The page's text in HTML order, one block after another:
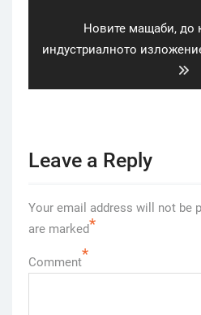
Next
post:
Новите мащаби, до
индустриалното
Leave a Reply
Your email address will not be
are marked*
Comment*